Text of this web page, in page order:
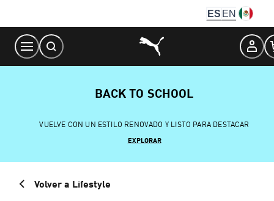
Content
ES EN
BACK TO SCHOOL
VUELVE CON UN ESTILO RENOVADO Y LISTO PARA DESTACAR
EXPLORAR
Volver a Lifestyle